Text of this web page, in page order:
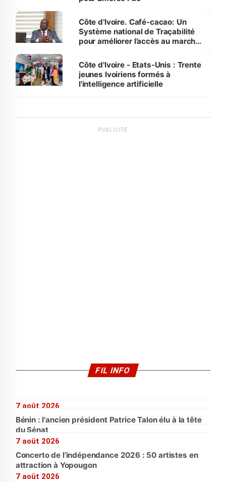
Côte d’Ivoire. Café-cacao: Un
Système national de Traçabilité
pour améliorer l’accès au marché
Côte d'Ivoire - Etats-Unis : Trente
jeunes Ivoiriens formés à
l'intelligence artificielle
PUBLICITÉ
FIL INFO
7 août 2026
Bénin : l'ancien président Patrice Talon élu à la tête
du Sénat
7 août 2026
Concerto de l’indépendance 2026 : 50 artistes en
attraction à Yopougon
7 août 2026